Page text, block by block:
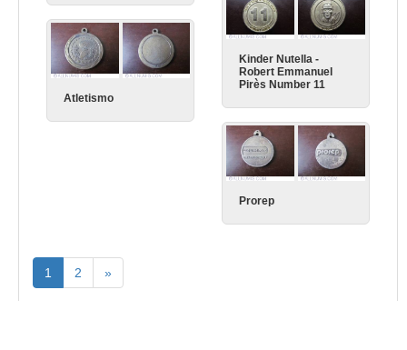
Kinder Nutella -
Robert Emmanuel
Pirès Number 11
Atletismo
Prorep
1 2 »